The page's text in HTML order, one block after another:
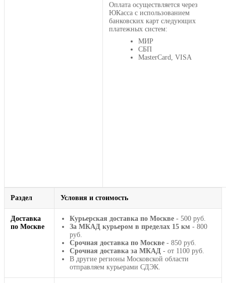
Оплата осуществляется через
ЮКасса с использованием
банковских карт следующих
платежных систем:
МИР
СБП
MasterCard, VISA
Раздел Условия и стоимость
Доставка
по Москве
Курьерская доставка по Москве - 500 руб.
За МКАД курьером в пределах 15 км - 800
руб.
Срочная доставка по Москве - 850 руб.
Срочная доставка за МКАД - от 1100 руб.
В другие регионы Московской области
отправляем курьерами СДЭК.